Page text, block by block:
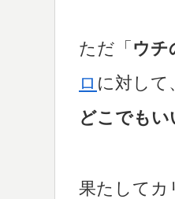
ただ「 ウチ
ロ に対して
どこでも
果たしてカ